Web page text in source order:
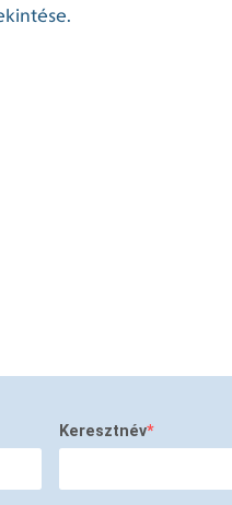
Keresztnév